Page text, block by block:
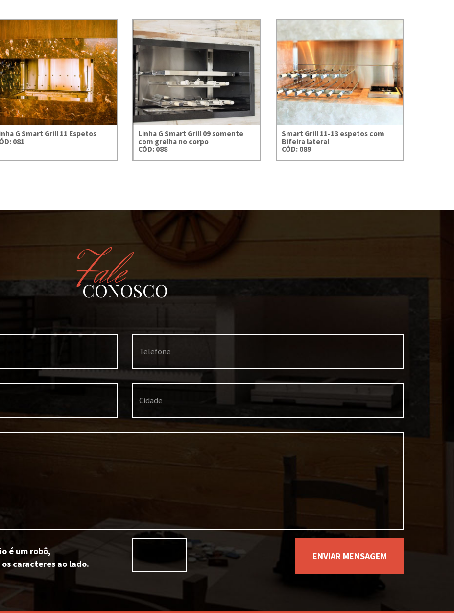
G Smart Grill 11 Espetos
081
Linha G Smart
Grill 09 somente
com grelha no
corpo
Linha G Smart Grill 09 somente
com grelha no corpo
CÓD: 088
Smart Grill 11-13
espetos com
Bifeira lateral
Smart Grill 11-13 espetos com
Bifeira lateral
CÓD: 089
Fale
CONOSCO
é um robô,
caracteres ao lado.